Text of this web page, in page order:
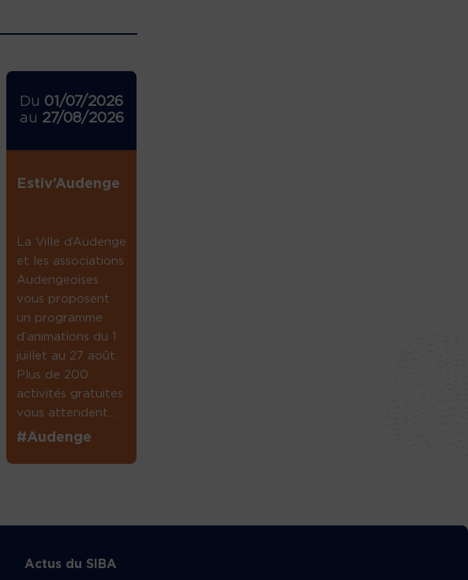
Du 01/07/2026
au 27/08/2026
Estiv’Audenge
La Ville d’Audenge
et les associations
Audengeoises
vous proposent
un programme
d’animations du 1
juillet au 27 août.
Plus de 200
activités gratuites
vous attendent....
#Audenge
Actus du SIBA